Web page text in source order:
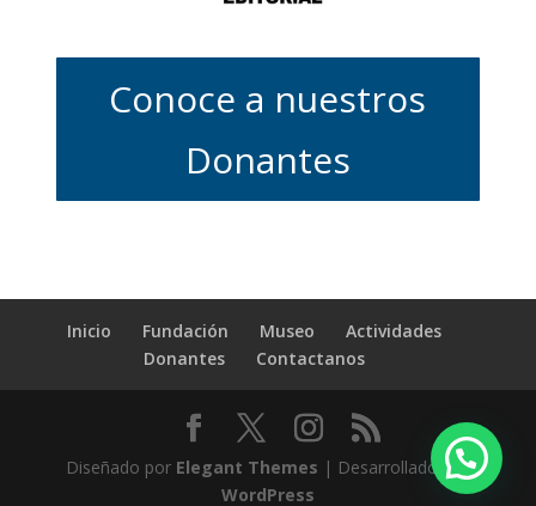
Conoce a nuestros
Donantes
Inicio Fundación Museo
Actividades
Donantes
Contactanos
Diseñado por Elegant Themes | Desarrollado por
WordPress